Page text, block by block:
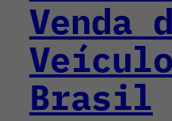
Venda
Brasil